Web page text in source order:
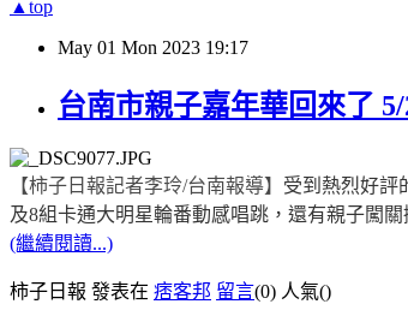
▲top
May 01 Mon 2023 19:17
台南市親子嘉年華回來了
【柿子日報記者李玲/台南報導】 受到熱烈好評
及8組卡通大明星輪番動感唱跳，還有親子闖
(繼續閱讀...)
柿子日報 發表在 痞客邦 留言(0) 人氣()